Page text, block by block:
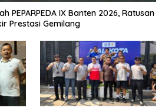
PEPARPEDA IX Banten 2026, Ratusan
Prestasi Gemilang